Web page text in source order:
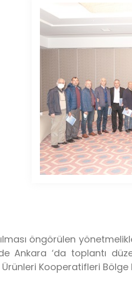
öngörülen
Ankara ‘da toplantı
Kooperatifleri